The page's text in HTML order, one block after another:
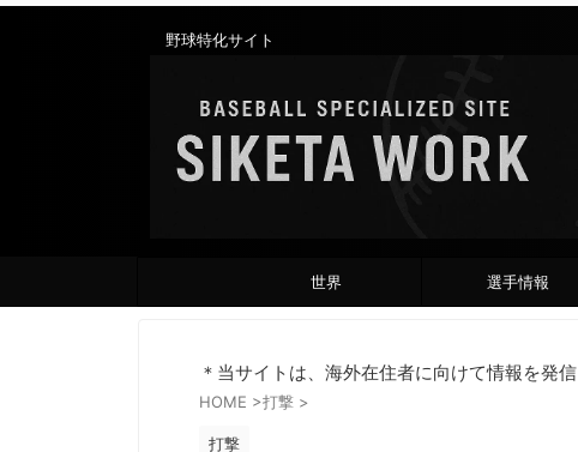
野球特化サイト
世界 選手情報
＊当サイトは、海外在住者に向けて情報を発信
HOME >打撃 >
打撃